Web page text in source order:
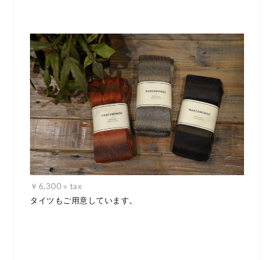
￥6,300＋tax
タイツもご用意しています。